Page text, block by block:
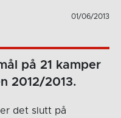
01/06/2013
på 21 kamper
2012/2013.
det slutt på